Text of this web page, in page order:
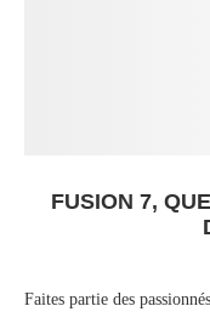
FUSION 7,
Faites partie des